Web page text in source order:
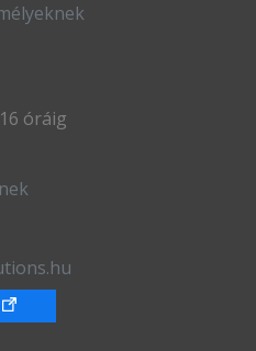
óráig